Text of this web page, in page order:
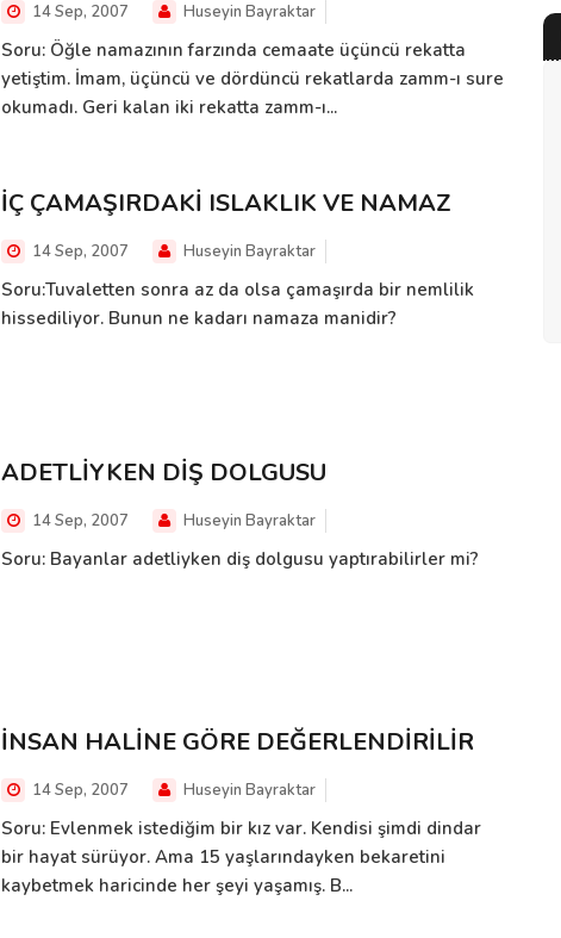
14 Sep, 2007 Huseyin Bayraktar
Soru: Öğle namazının farzında cemaate üçüncü rekatta
yetiştim. İmam, üçüncü ve dördüncü rekatlarda zamm-ı sure
okumadı. Geri kalan iki rekatta zamm-ı...
İÇ ÇAMAŞIRDAKİ ISLAKLIK VE NAMAZ
14 Sep, 2007 Huseyin Bayraktar
Soru:Tuvaletten sonra az da olsa çamaşırda bir nemlilik
hissediliyor. Bunun ne kadarı namaza manidir?
ADETLİYKEN DİŞ DOLGUSU
14 Sep, 2007 Huseyin Bayraktar
Soru: Bayanlar adetliyken diş dolgusu yaptırabilirler mi?
İNSAN HALİNE GÖRE DEĞERLENDİRİLİR
14 Sep, 2007 Huseyin Bayraktar
Soru: Evlenmek istediğim bir kız var. Kendisi şimdi dindar
bir hayat sürüyor. Ama 15 yaşlarındayken bekaretini
kaybetmek haricinde her şeyi yaşamış. B...